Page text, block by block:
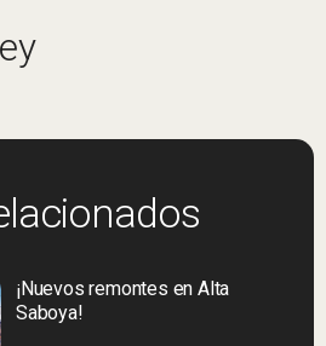
¡Nuevos remontes en Alta
Saboya!